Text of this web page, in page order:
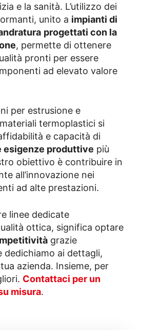
e la sanità. L’utilizzo dei
unito a impianti di
progettati con la
, permette di ottenere
pronti per essere
ad elevato valore
per estrusione e
termoplastici si
e capacità di
esigenze produttive più
obiettivo è contribuire in
all’innovazione nei
ad alte prestazioni.
linee dedicate
ottica, significa optare
grazie
dedichiamo ai dettagli,
azienda. Insieme, per
Contattaci per un
misura.